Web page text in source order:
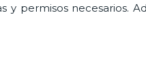
y permisos necesarios.